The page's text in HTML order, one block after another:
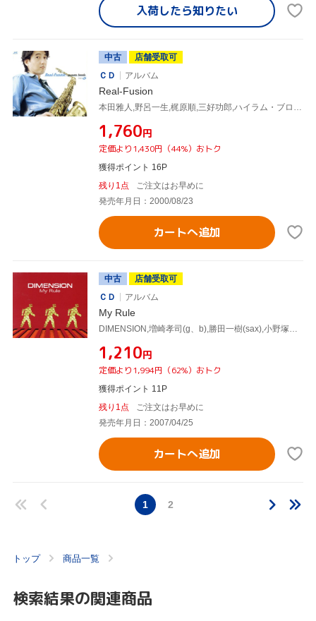
入荷したら知りたい
中古
店舗受取可
ＣＤ
アルバム
Real-Fusion
¥1,760円
定価より1,430円（44%）おトク
獲得ポイント 16P
残り1点
ご注文はお早めに
発売年月日：2000/08/23
カートへ追加
中古
店舗受取可
ＣＤ
アルバム
My Rule
¥1,210円
定価より1,994円（62%）おトク
獲得ポイント 11P
残り1点
ご注文はお早めに
発売年月日：2007/04/25
カートへ追加
1 2
トップ 商品一覧
検索結果の関連商品